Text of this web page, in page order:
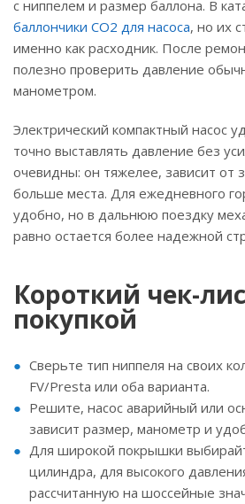
с ниппелем и размер баллона. В
баллончики CO2 для насоса, но их
именно как расходник. После
полезно проверить давление
манометром.
Электрический компактный насос
точно выставлять давление без
очевидны: он тяжелее, зависит от
больше места. Для ежедневного
удобно, но в дальнюю поездку
равно остается более надежной
Короткий чек-
покупкой
Сверьте тип ниппеля на своих
FV/Presta или оба варианта.
Решите, насос аварийный или
зависит размер, манометр и
Для широкой покрышки
цилиндра, для высокого
рассчитанную на шоссейные